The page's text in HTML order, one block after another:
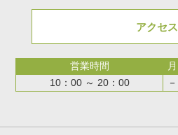
アクセス
営業時間 月
10：00 ～ 20：00
－